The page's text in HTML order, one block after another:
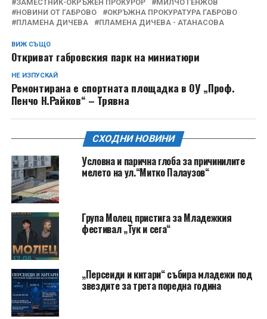
ЗАМЕСТНИК-ОКРЪЖЕН ПРОКУРОР
МИЛЧО ГЕНЖОВ
НОВИНИ ОТ ГАБРОВО
ОКРЪЖНА ПРОКУРАТУРА ГАБРОВО
ПЛАМЕНА ДИЧЕВА
ПЛАМЕНА ДИЧЕВА - АТАНАСОВА
ВИЖ СЪЩО
Откриват габровския парк на миниатюри
НЕ ИЗПУСКАЙ
Ремонтирана е спортната площадка в ОУ „Проф.
Пенчо Н.Райков“ – Трявна
СХОДНИ НОВИНИ
Условна и парична глоба за причинилите
мелето на ул.“Митко Палаузов“
Група Молец пристига за Младежкия
фестивал „Тук и сега“
„Персеиди и китари“ събира младежи под
звездите за трета поредна година